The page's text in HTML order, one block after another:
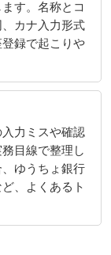
す。名称とコ
カナ入力形式
録で起こりや
力ミスや確認
目線で整理し
ゆうちょ銀行
、よくあるト